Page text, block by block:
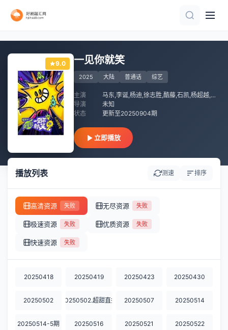
9.0 一见你就笑
2025 大陆 普通话 综艺
主演
马东,李诞,杨迪,徐志胜,酷藤,石凯,杨超越,王玉雯,祝绪丹,黄子弘凡,田嘉瑞,包上恩,沙一汀
导演
未知
状态
更新至20250904期
立即播放
播放列表 测速 排序
高清资源 失败 无尽资源 失败
极速资源 失败 优质资源 失败
快速资源 失败
20250418 20250419 20250423 20250430
20250502 20250502.超甜直拍 20250507 20250514
20250514-5期 20250516 20250521 20250522
更新至第13集
20260731第2期下
完结
第6集
更新至第04集
第27集
已完结 共52期
第3期
260809爆笑精华版
更新至20260805期